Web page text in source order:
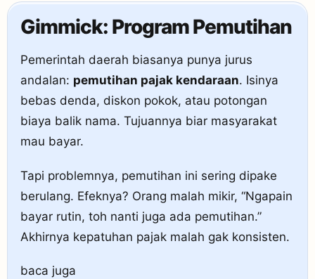
Gimmick: Program Pemutihan
Pemerintah daerah biasanya punya jurus
andalan: pemutihan pajak kendaraan. Isinya
bebas denda, diskon pokok, atau potongan
biaya balik nama. Tujuannya biar masyarakat
mau bayar.
Tapi problemnya, pemutihan ini sering dipake
berulang. Efeknya? Orang malah mikir, “Ngapain
bayar rutin, toh nanti juga ada pemutihan.”
Akhirnya kepatuhan pajak malah gak konsisten.
baca juga